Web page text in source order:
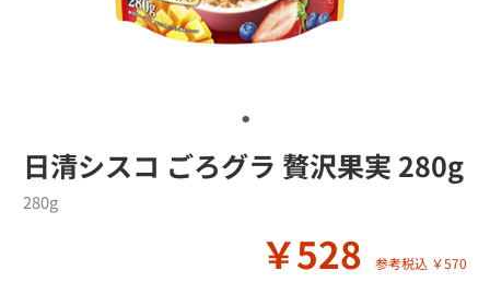
日清シスコ ごろグラ 贅沢果実 280g
￥528 参考税込 ￥570
280g